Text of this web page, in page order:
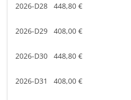
2026-D28 448,80 €
2026-D29 408,00 €
2026-D30 448,80 €
2026-D31 408,00 €